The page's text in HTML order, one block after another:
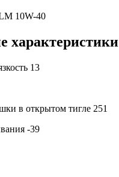
характеристики
13
в открытом тигле 251
-39